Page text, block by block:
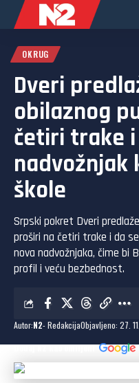
OKRUG
Dveri
obilaznog
četiri trake
nadvožnjak
škole
Srpski pokret Dveri
proširi na četiri trake i da
nova nadvožnjaka, čime bi
profil i veću bezbednost.
Autor:N2- RedakcijaObjavljeno: 27.
Dodaj N2 kao omiljeni